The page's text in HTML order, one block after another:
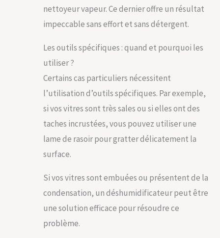
nettoyeur vapeur. Ce dernier offre un résultat
impeccable sans effort et sans détergent.
Les outils spécifiques : quand et pourquoi les
utiliser ?
Certains cas particuliers nécessitent
l’utilisation d’outils spécifiques. Par exemple,
si vos vitres sont très sales ou si elles ont des
taches incrustées, vous pouvez utiliser une
lame de rasoir pour gratter délicatement la
surface.
Si vos vitres sont embuées ou présentent de la
condensation, un déshumidificateur peut être
une solution efficace pour résoudre ce
problème.